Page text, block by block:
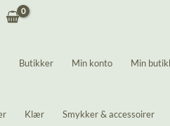
Butikker Min konto Min
Klær Smykker & accessoirer